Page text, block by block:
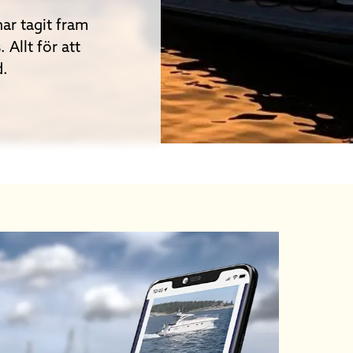
tagit fram
Allt för att